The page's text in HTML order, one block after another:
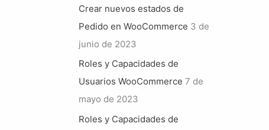
Crear nuevos estados de
Pedido en WooCommerce 3 de
junio de 2023
Roles y Capacidades de
Usuarios WooCommerce 7 de
mayo de 2023
Roles y Capacidades de